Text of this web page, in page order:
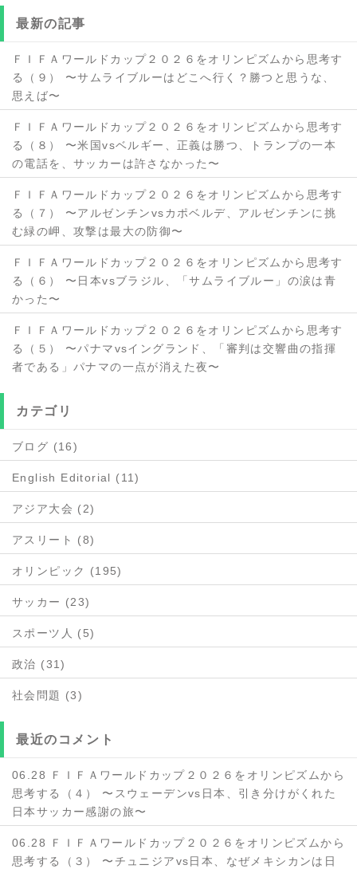
最新の記事
ＦＩＦＡワールドカップ２０２６をオリンピズムから思考す
る（９） 〜サムライブルーはどこへ行く？勝つと思うな、
思えば〜
ＦＩＦＡワールドカップ２０２６をオリンピズムから思考す
る（８） 〜米国vsベルギー、正義は勝つ、トランプの一本
の電話を、サッカーは許さなかった〜
ＦＩＦＡワールドカップ２０２６をオリンピズムから思考す
る（７） 〜アルゼンチンvsカポベルデ、アルゼンチンに挑
む緑の岬、攻撃は最大の防御〜
ＦＩＦＡワールドカップ２０２６をオリンピズムから思考す
る（６） 〜日本vsブラジル、「サムライブルー」の涙は青
かった〜
ＦＩＦＡワールドカップ２０２６をオリンピズムから思考す
る（５） 〜パナマvsイングランド、「審判は交響曲の指揮
者である」パナマの一点が消えた夜〜
カテゴリ
ブログ (16)
English Editorial (11)
アジア大会 (2)
アスリート (8)
オリンピック (195)
サッカー (23)
スポーツ人 (5)
政治 (31)
社会問題 (3)
最近のコメント
06.28 ＦＩＦＡワールドカップ２０２６をオリンピズムから
思考する（４） 〜スウェーデンvs日本、引き分けがくれた
日本サッカー感謝の旅〜
06.28 ＦＩＦＡワールドカップ２０２６をオリンピズムから
思考する（３） 〜チュニジアvs日本、なぜメキシカンは日